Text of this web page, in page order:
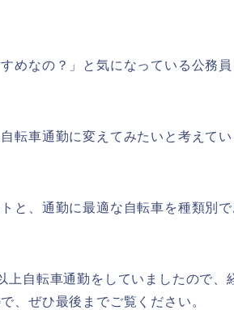
めなの？」と気になっている公務員
転車通勤に変えてみたいと考えてい
と、通勤に最適な自転車を種類別で
上自転車通勤をしていましたので、
、ぜひ最後までご覧ください。